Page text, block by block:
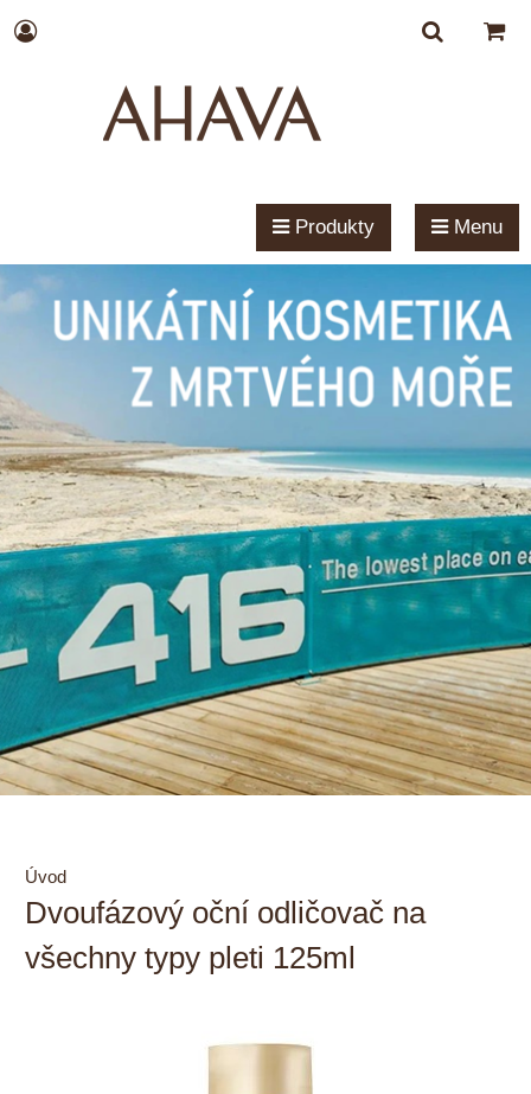
Produkty Menu
Úvod
Dvoufázový oční odličovač na
všechny typy pleti 125ml